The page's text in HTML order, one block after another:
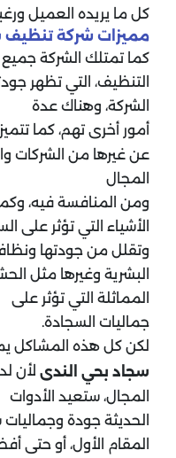
كل ما يريده العميل
مميزات شركة تنظيف
كما تمتلك الشركة
التنظيف، التي تظهر
الشركة، وهناك عدة
أمور أخرى تهم، كما تتميز
عن غيرها من الشركات
المجال
ومن المنافسة فيه،
الأشياء التي تؤثر على
وتقلل من جودتها
البشرية وغيرها مثل
المماثلة التي تؤثر على
جماليات السجادة.
لكن كل هذه المشاكل
سجاد بحي الندى لأن
المجال، ستعيد الأدوات
الحديثة جودة
المقام الأول، أو حتى